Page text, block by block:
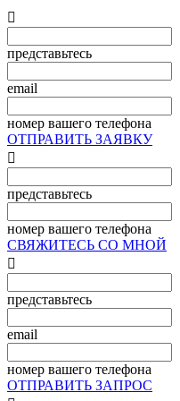

представьтесь
email
номер вашего телефона
ОТПРАВИТЬ ЗАЯВКУ

представьтесь
номер вашего телефона
СВЯЖИТЕСЬ СО МНОЙ

представьтесь
email
номер вашего телефона
ОТПРАВИТЬ ЗАПРОС